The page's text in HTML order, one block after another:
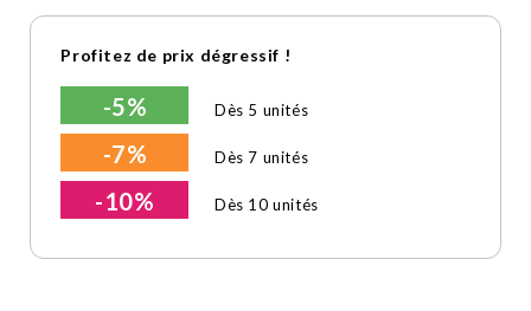
Profitez de prix dégressif !
-5% Dès 5 unités
-7% Dès 7 unités
-10% Dès 10 unités